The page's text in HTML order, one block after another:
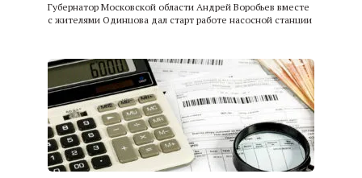
Губернатор Московской области Андрей Воробьев вместе
с жителями Одинцова дал старт работе насосной станции